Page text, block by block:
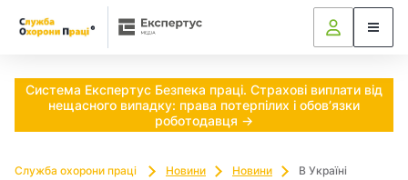
Система Експертус Безпека праці. Страхові виплати від
нещасного випадку: права потерпілих і обов’язки
роботодавця →
Служба охорони праці Новини Новини
В Україні
Ч
о
т